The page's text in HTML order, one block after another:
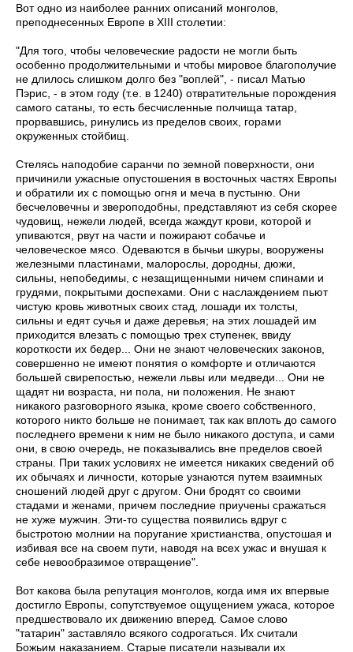
Вот одно из наиболее ранних описаний монголов,
преподнесенных Европе в XIII столетии:
"Для того, чтобы человеческие радости не могли быть
особенно продолжительными и чтобы мировое благополучие
не длилось слишком долго без "воплей", - писал Матью
Пэрис, - в этом году (т.е. в 1240) отвратительные порождения
самого сатаны, то есть бесчисленные полчища татар,
прорвавшись, ринулись из пределов своих, горами
окруженных стойбищ.
Стелясь наподобие саранчи по земной поверхности, они
причинили ужасные опустошения в восточных частях Европы
и обратили их с помощью огня и меча в пустыню. Они
бесчеловечны и звероподобны, представляют из себя скорее
чудовищ, нежели людей, всегда жаждут крови, которой и
упиваются, рвут на части и пожирают собачье и
человеческое мясо. Одеваются в бычьи шкуры, вооружены
железными пластинами, малорослы, дородны, дюжи,
сильны, непобедимы, с незащищенными ничем спинами и
грудями, покрытыми доспехами. Они с наслаждением пьют
чистую кровь животных своих стад, лошади их толсты,
сильны и едят сучья и даже деревья; на этих лошадей им
приходится влезать с помощью трех ступенек, ввиду
короткости их бедер... Они не знают человеческих законов,
совершенно не имеют понятия о комфорте и отличаются
большей свирепостью, нежели львы или медведи... Они не
щадят ни возраста, ни пола, ни положения. Не знают
никакого разговорного языка, кроме своего собственного,
которого никто больше не понимает, так как вплоть до самого
последнего времени к ним не было никакого доступа, и сами
они, в свою очередь, не показывались вне пределов своей
страны. При таких условиях не имеется никаких сведений об
их обычаях и личности, которые узнаются путем взаимных
сношений людей друг с другом. Они бродят со своими
стадами и женами, причем последние приучены сражаться
не хуже мужчин. Эти-то существа появились вдруг с
быстротою молнии на поругание христианства, опустошая и
избивая все на своем пути, наводя на всех ужас и внушая к
себе невообразимое отвращение".
Вот какова была репутация монголов, когда имя их впервые
достигло Европы, сопутствуемое ощущением ужаса, которое
предшествовало их движению вперед. Самое слово
"татарин" заставляло всякого содрогаться. Их считали
Божьим наказанием. Старые писатели называли их